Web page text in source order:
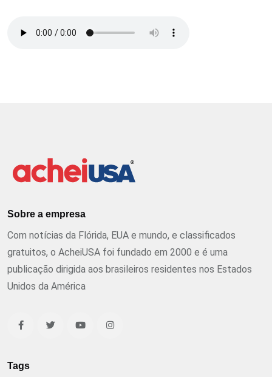
Sobre a empresa
Com notícias da Flórida, EUA e mundo, e classificados
gratuitos, o AcheiUSA foi fundado em 2000 e é uma
publicação dirigida aos brasileiros residentes nos Estados
Unidos da América
Tags